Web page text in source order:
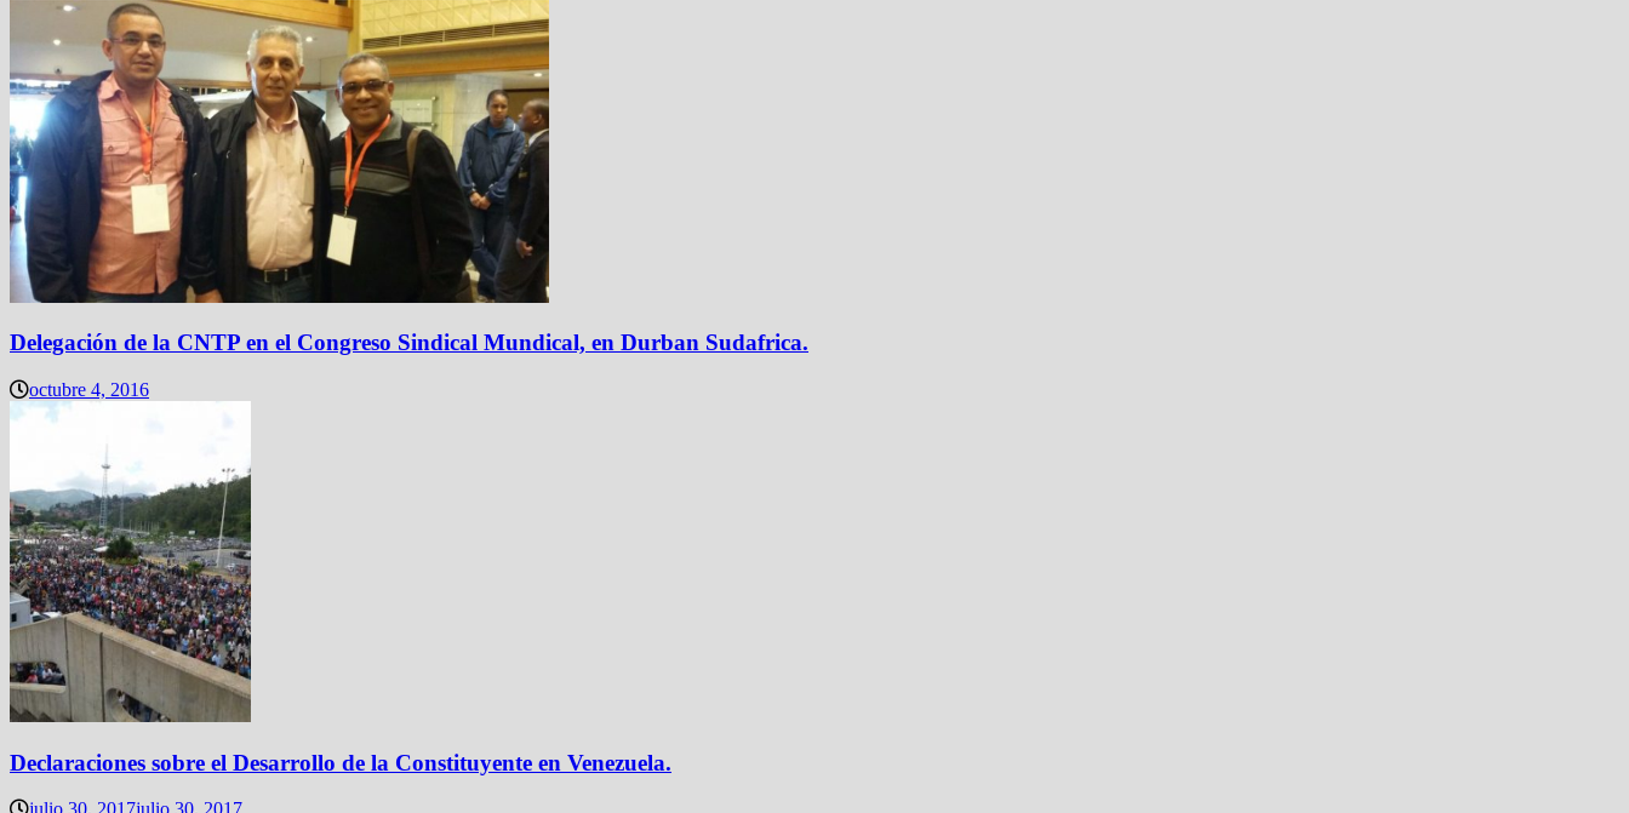
Delegación de la CNTP en el Congreso Sindical Mundical, en Durban Sudafrica.
octubre 4, 2016
Declaraciones sobre el Desarrollo de la Constituyente en Venezuela.